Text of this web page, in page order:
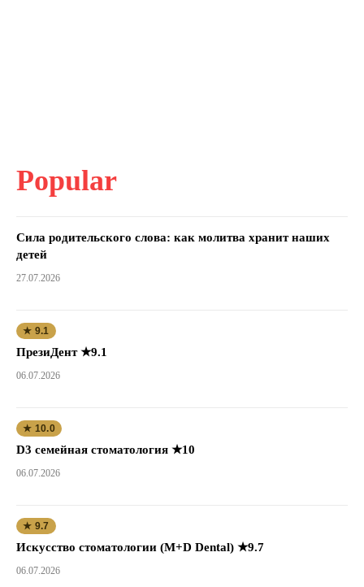
Popular
Сила родительского слова: как молитва хранит наших
детей
27.07.2026
★ 9.1
ПрезиДент ★9.1
06.07.2026
★ 10.0
D3 семейная стоматология ★10
06.07.2026
★ 9.7
Искусство стоматологии (M+D Dental) ★9.7
06.07.2026